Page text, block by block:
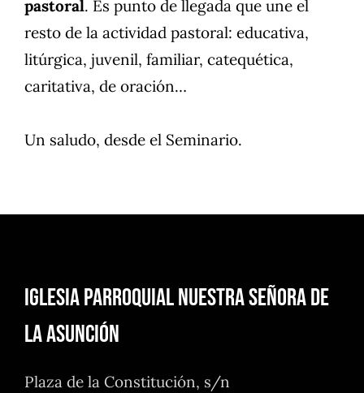
pastoral. Es punto de llegada que une el
resto de la actividad pastoral: educativa,
litúrgica, juvenil, familiar, catequética,
caritativa, de oración…
Un saludo, desde el Seminario.
Iglesia Parroquial Nuestra Señora de
la Asunción
Plaza de la Constitución, s/n